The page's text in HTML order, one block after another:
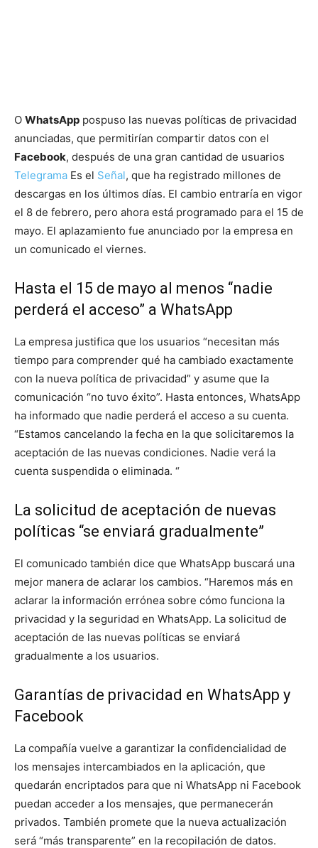
O WhatsApp pospuso las nuevas políticas de privacidad
anunciadas, que permitirían compartir datos con el
Facebook, después de una gran cantidad de usuarios
Telegrama Es el Señal, que ha registrado millones de
descargas en los últimos días. El cambio entraría en vigor
el 8 de febrero, pero ahora está programado para el 15 de
mayo. El aplazamiento fue anunciado por la empresa en
un comunicado el viernes.
Hasta el 15 de mayo al menos “nadie
perderá el acceso” a WhatsApp
La empresa justifica que los usuarios “necesitan más
tiempo para comprender qué ha cambiado exactamente
con la nueva política de privacidad” y asume que la
comunicación “no tuvo éxito”. Hasta entonces, WhatsApp
ha informado que nadie perderá el acceso a su cuenta.
“Estamos cancelando la fecha en la que solicitaremos la
aceptación de las nuevas condiciones. Nadie verá la
cuenta suspendida o eliminada. “
La solicitud de aceptación de nuevas
políticas “se enviará gradualmente”
El comunicado también dice que WhatsApp buscará una
mejor manera de aclarar los cambios. “Haremos más en
aclarar la información errónea sobre cómo funciona la
privacidad y la seguridad en WhatsApp. La solicitud de
aceptación de las nuevas políticas se enviará
gradualmente a los usuarios.
Garantías de privacidad en WhatsApp y
Facebook
La compañía vuelve a garantizar la confidencialidad de
los mensajes intercambiados en la aplicación, que
quedarán encriptados para que ni WhatsApp ni Facebook
puedan acceder a los mensajes, que permanecerán
privados. También promete que la nueva actualización
será “más transparente” en la recopilación de datos.